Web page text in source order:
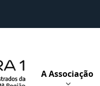
A Associação